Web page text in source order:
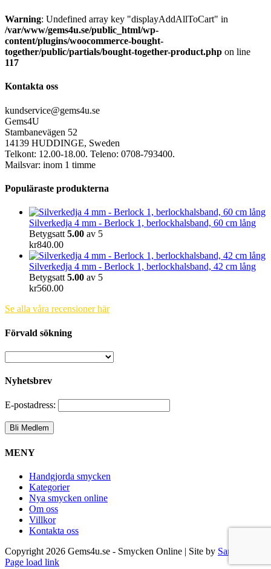
Warning: Undefined array key "displayAddAllToCart" in
/var/www/gems4u.se/public_html/wp-
content/plugins/woocommerce-bought-
together/public/partials/bought-together-product.php on line
117
Kontakta oss
kundservice@gems4u.se
Gems4U
Stambanevägen 52
14139 HUDDINGE, Sweden
Telkont: 12.00-18.00. Teleno: 0708-793400.
Mailsvar: inom 1 timme
Populäraste produkterna
Silverkedja 4 mm - Berlock 1, berlockhalsband, 60 cm lång
Betygsatt 5.00 av 5
kr840.00
Silverkedja 4 mm - Berlock 1, berlockhalsband, 42 cm lång
Betygsatt 5.00 av 5
kr560.00
Se alla våra recensioner här
Förvald sökning
Nyhetsbrev
E-postadress:
MENY
Handgjorda smycken
Kategorier
Nya smycken online
Om oss
Villkor
Kontakta oss
Copyright 2026 Gems4u.se - Smycken Online | Site by Samsara
Page load link